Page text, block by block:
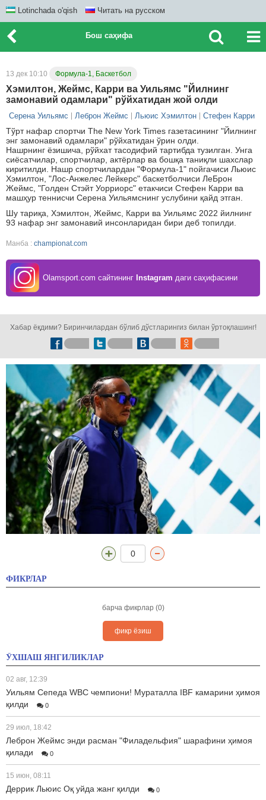
Lotinchada o'qish Читать на русском
Бош саҳифа
13 дек 10:10 Формула-1, Баскетбол
Хэмилтон, Жеймс, Карри ва Уильямс "Йилнинг
замонавий одамлари" рўйхатидан жой олди
Серена Уильямс Леброн Жеймс Льюис Хэмилтон Стефен Карри
Тўрт нафар спортчи The New York Times газетасининг "Йилнинг
энг замонавий одамлари" рўйхатидан ўрин олди.
Нашрнинг ёзишича, рўйхат тасодифий тартибда тузилган. Унга
сиёсатчилар, спортчилар, актёрлар ва бошқа таниқли шахслар
киритилди. Нашр спортчилардан "Формула-1" пойгачиси Льюис
Хэмилтон, "Лос-Анжелес Лейкерс" баскетболчиси ЛеБрон
Жеймс, "Голден Стэйт Уорриорс" етакчиси Стефен Карри ва
машҳур теннисчи Серена Уильямснинг услубини қайд этган.
Шу тариқа, Хэмилтон, Жеймс, Карри ва Уильямс 2022 йилнинг
93 нафар энг замонавий инсонларидан бири деб топилди.
Манба : championat.com
Olamsport.com сайтининг Instagram даги саҳифасини
Хабар ёқдими? Биринчилардан бўлиб дўстларингиз билан ўртоқлашинг!
0
ФИКРЛАР
барча фикрлар (0)
фикр ёзиш
ЎХШАШ ЯНГИЛИКЛАР
02 авг, 12:39
Уильям Сепеда WBC чемпиони! Мураталла IBF камарини ҳимоя
қилди
0
29 июл, 18:42
Леброн Жеймс энди расман "Филадельфия" шарафини ҳимоя
қилади
0
15 июн, 08:11
Деррик Льюис Оқ уйда жанг қилди 0